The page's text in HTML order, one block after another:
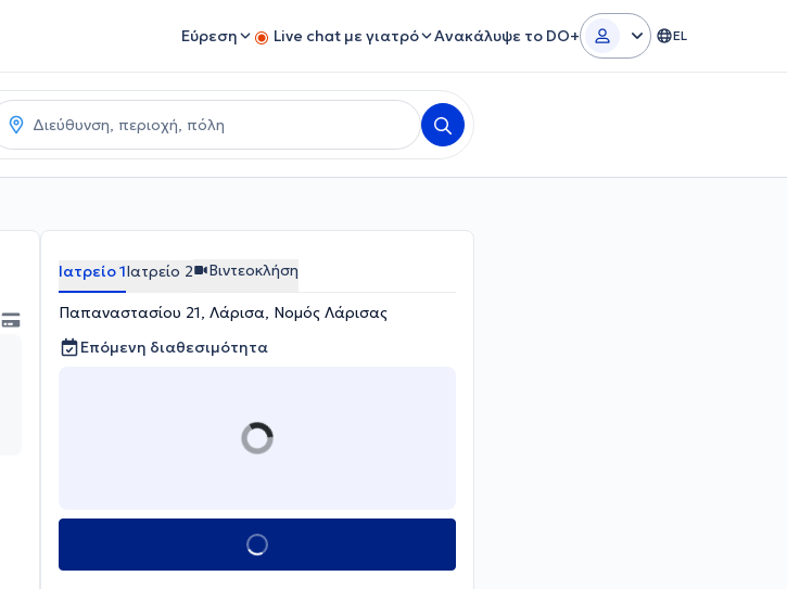
Εύρεση Live chat με γιατρό Ανακάλυψε το DO+ EL
Ιατρείο 1Ιατρείο 2 Βιντεοκλήση
Παπαναστασίου 21, Λάρισα, Νομός Λάρισας
Επόμενη διαθεσιμότητα